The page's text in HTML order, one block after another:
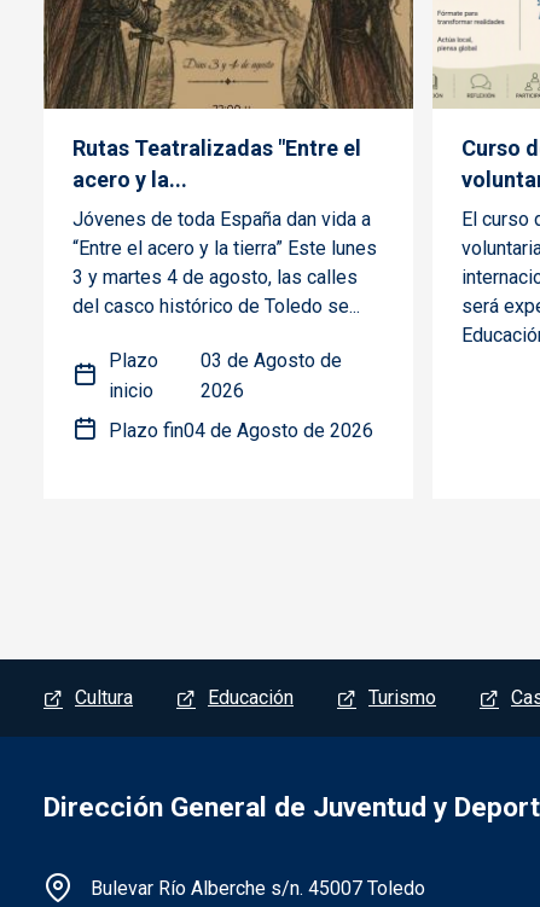
Rutas Teatralizadas "Entre el
acero y la...
Jóvenes de toda España dan vida a
“Entre el acero y la tierra” Este lunes
3 y martes 4 de agosto, las calles
del casco histórico de Toledo se...
Plazo
inicio
03 de Agosto de
2026
Plazo fin04 de Agosto de 2026
Curso
El curso
será
Menú del pie
Cultura Educación Turismo
Dirección General de Juventud y
Información de la institución
Bulevar Río Alberche s/n. 45007 Toledo